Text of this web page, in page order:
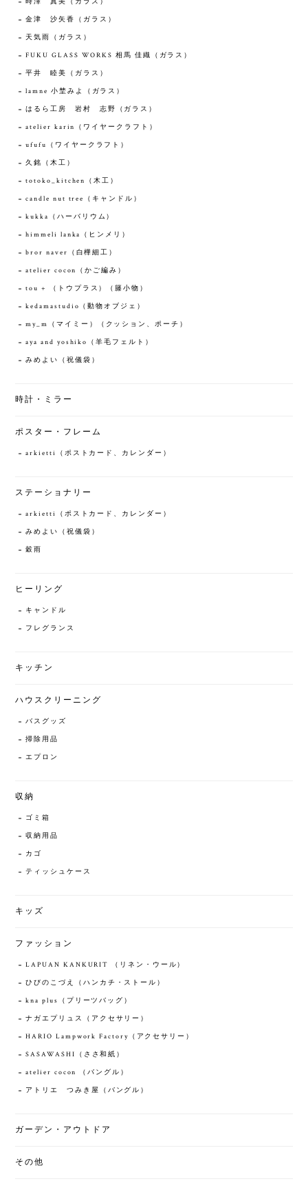
金津 沙矢香（ガラス）
天気雨（ガラス）
FUKU GLASS WORKS 相馬 佳織（ガラス）
平井 睦美（ガラス）
lamne 小埜みよ（ガラス）
はるら工房 岩村 志野（ガラス）
atelier karin（ワイヤークラフト）
ufufu（ワイヤークラフト）
久銘（木工）
totoko_kitchen（木工）
candle nut tree（キャンドル）
kukka（ハーバリウム）
himmeli lanka（ヒンメリ）
bror naver（白樺細工）
atelier cocon（かご編み）
tou + （トウプラス）（籐小物）
kedamastudio（動物オブジェ）
my_m（マイミー）（クッション、ポーチ）
aya and yoshiko（羊毛フェルト）
みめよい（祝儀袋）
時計・ミラー
ポスター・フレーム
arkietti（ポストカード、カレンダー）
ステーショナリー
arkietti（ポストカード、カレンダー）
みめよい（祝儀袋）
穀雨
ヒーリング
キャンドル
フレグランス
キッチン
ハウスクリーニング
バスグッズ
掃除用品
エプロン
収納
ゴミ箱
収納用品
カゴ
ティッシュケース
キッズ
ファッション
LAPUAN KANKURIT （リネン・ウール）
ひびのこづえ（ハンカチ・ストール）
kna plus（プリーツバッグ）
ナガエプリュス（アクセサリー）
HARIO Lampwork Factory（アクセサリー）
SASAWASHI（ささ和紙）
atelier cocon （バングル）
アトリエ つみき屋（バングル）
ガーデン・アウトドア
その他